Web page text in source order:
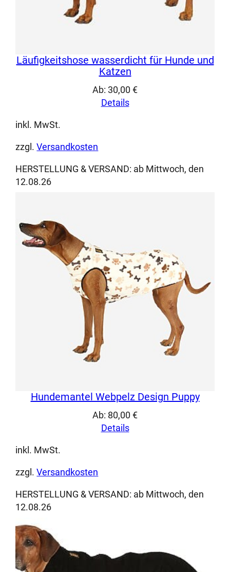
Läufigkeitshose wasserdicht für Hunde und
Katzen
Ab: 30,00 €
Details
inkl. MwSt.
zzgl.Versandkosten
HERSTELLUNG & VERSAND: ab Mittwoch, den
12.08.26
Hundemantel Webpelz Design Puppy
Ab: 80,00 €
Details
inkl. MwSt.
zzgl.Versandkosten
HERSTELLUNG & VERSAND: ab Mittwoch, den
12.08.26